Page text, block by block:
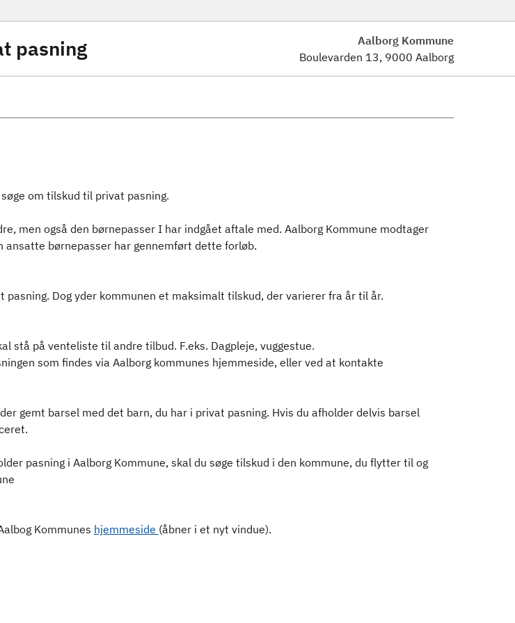
pasning
Aalborg Kommune
Boulevarden 13, 9000 Aalborg
om tilskud til privat pasning.
men også den børnepasser I har indgået aftale med. Aalborg Kommune modtager
børnepasser har gennemført dette forløb.
Dog yder kommunen et maksimalt tilskud, der varierer fra år til år.
stå på venteliste til andre tilbud. F.eks. Dagpleje, vuggestue.
som findes via Aalborg kommunes hjemmeside, eller ved at kontakte
gemt barsel med det barn, du har i privat pasning. Hvis du afholder delvis barsel
pasning i Aalborg Kommune, skal du søge tilskud i den kommune, du flytter til og
Kommunes hjemmeside (åbner i et nyt vindue).